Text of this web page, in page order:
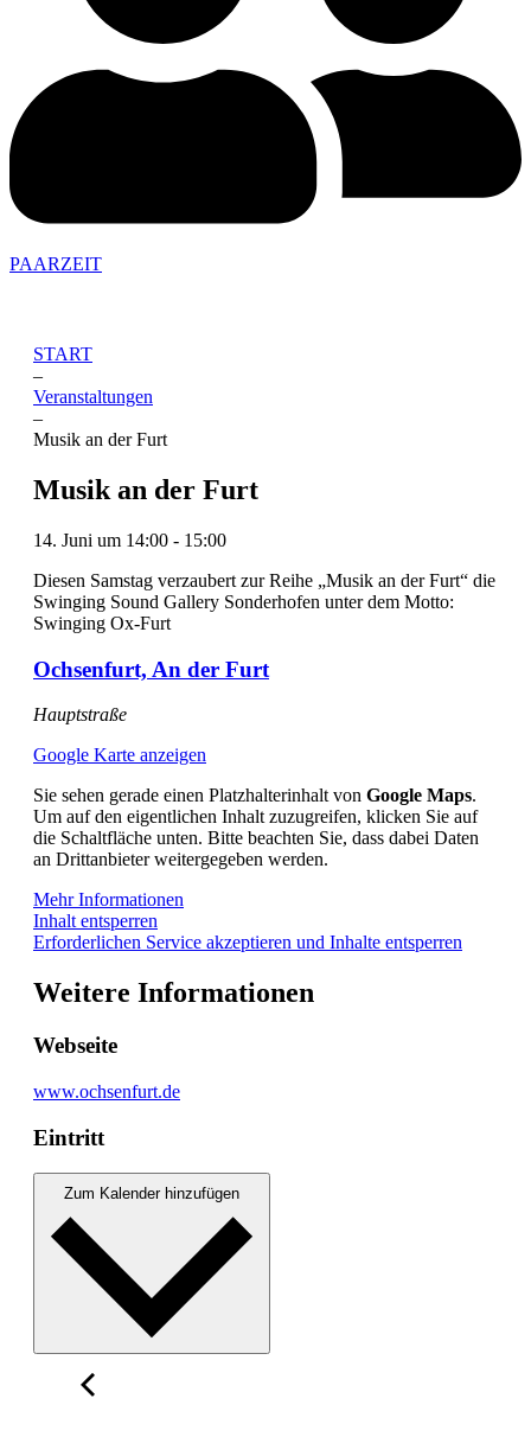
PAARZEIT
START
–
Veranstaltungen
–
Musik an der Furt
Musik an der Furt
14. Juni um 14:00 - 15:00
Diesen Samstag verzaubert zur Reihe „Musik an der Furt“ die
Swinging Sound Gallery Sonderhofen unter dem Motto:
Swinging Ox-Furt
Ochsenfurt, An der Furt
Hauptstraße
Google Karte anzeigen
Sie sehen gerade einen Platzhalterinhalt von Google Maps.
Um auf den eigentlichen Inhalt zuzugreifen, klicken Sie auf
die Schaltfläche unten. Bitte beachten Sie, dass dabei Daten
an Drittanbieter weitergegeben werden.
Mehr Informationen
Inhalt entsperren
Erforderlichen Service akzeptieren und Inhalte entsperren
Weitere Informationen
Webseite
www.ochsenfurt.de
Eintritt